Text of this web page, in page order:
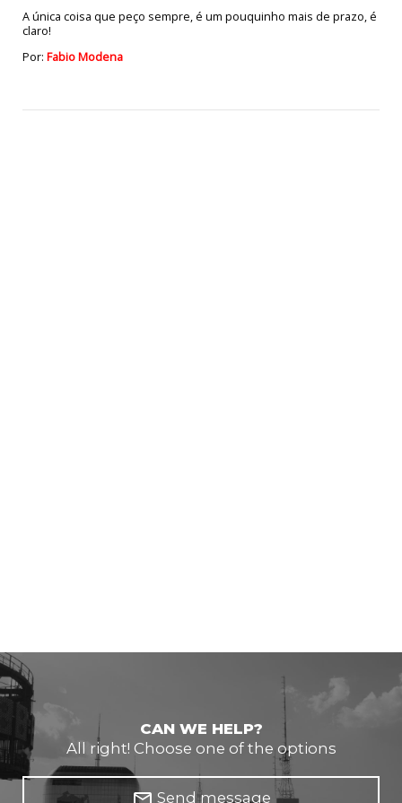
A única coisa que peço sempre, é um pouquinho mais de prazo, é
claro!
Por: Fabio Modena
CAN WE HELP?
All right! Choose one of the options
Send message